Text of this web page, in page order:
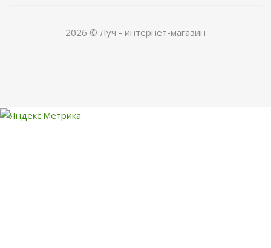
2026 © Луч - интернет-магазин